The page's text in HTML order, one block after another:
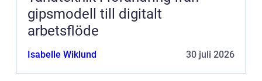
gipsmodell till digitalt
arbetsflöde
Isabelle Wiklund 30 juli 2026